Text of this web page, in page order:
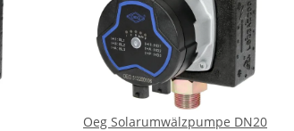
Oeg Solarumwälzpumpe DN20